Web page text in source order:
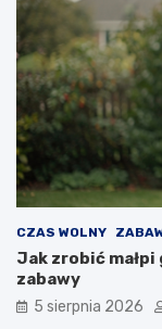
CZAS WOLNY
Jak zrobić
zabawy
5 sierpnia 2026